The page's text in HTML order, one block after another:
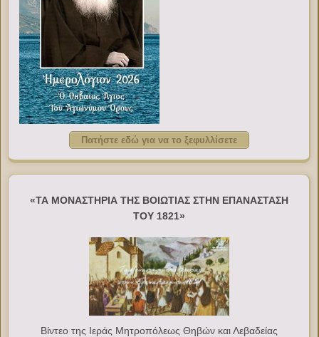
Πατήστε εδώ για να το ξεφυλλίσετε
«ΤΑ ΜΟΝΑΣΤΗΡΙΑ ΤΗΣ ΒΟΙΩΤΙΑΣ ΣΤΗΝ ΕΠΑΝΑΣΤΑΣΗ
ΤΟΥ 1821»
Βίντεο της Ιεράς Μητροπόλεως Θηβών και Λεβαδείας